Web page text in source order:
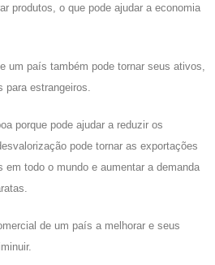
produtos, o que pode ajudar a economia
um país também pode tornar seus ativos,
estrangeiros.
porque pode ajudar a reduzir os
pode tornar as exportações
todo o mundo e aumentar a demanda
de um país a melhorar e seus